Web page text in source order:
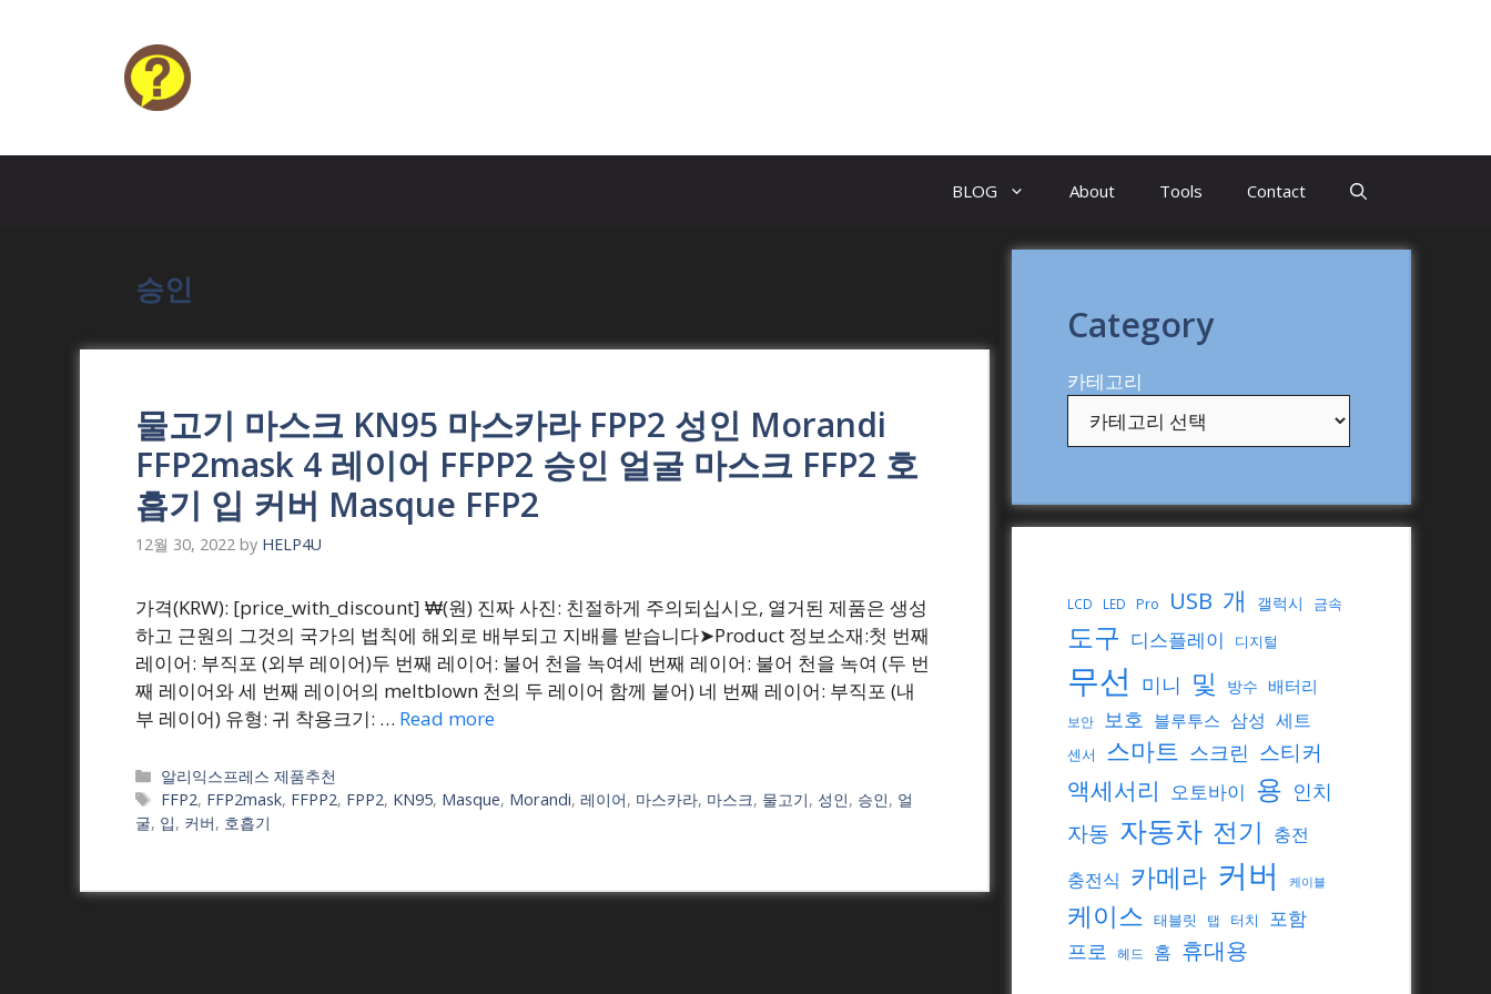
BLOG About Tools Contact
승인
물고기 마스크 KN95 마스카라 FPP2 성인 Morandi
FFP2mask 4 레이어 FFPP2 승인 얼굴 마스크 FFP2 호
흡기 입 커버 Masque FFP2
12월 30, 2022 by HELP4U
가격(KRW): [price_with_discount] ₩(원) 진짜 사진: 친절하게 주의되십시오, 열거된 제품은 생성
하고 근원의 그것의 국가의 법칙에 해외로 배부되고 지배를 받습니다➤Product 정보소재:첫 번째
레이어: 부직포 (외부 레이어)두 번째 레이어: 불어 천을 녹여세 번째 레이어: 불어 천을 녹여 (두 번
째 레이어와 세 번째 레이어의 meltblown 천의 두 레이어 함께 붙어) 네 번째 레이어: 부직포 (내
부 레이어) 유형: 귀 착용크기: … Read more
Categories
알리익스프레스 제품추천
Tags
FFP2, FFP2mask, FFPP2, FPP2, KN95, Masque, Morandi,레이어, 마스카라, 마스크, 물고기, 성인, 승인, 얼
굴, 입, 커버, 호흡기
Category
카테고리
LCD LED Pro USB 개 갤럭시 금속
도구 디스플레이 디지털
무선 미니 및 방수 배터리
보안 보호 블루투스 삼성 세트
센서 스마트 스크린 스티커
액세서리 오토바이 용 인치
자동 자동차 전기 충전
충전식 카메라 커버 케이블
케이스 태블릿 탭 터치 포함
프로 헤드 홈 휴대용